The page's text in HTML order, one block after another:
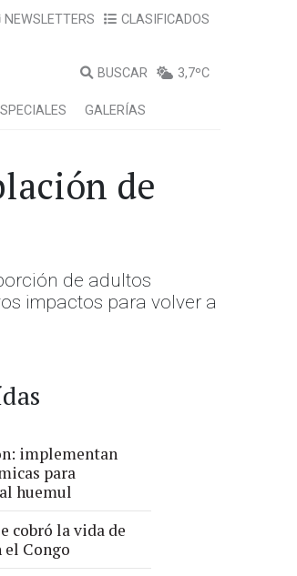
NEWSLETTERS CLASIFICADOS
BUSCAR 3,7ºC
GALERÍAS
de
de adultos
impactos para volver a
implementan
para
huemul
cobró la vida de
el Congo